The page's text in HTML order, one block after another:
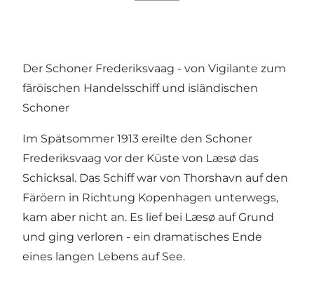
Der Schoner Frederiksvaag - von Vigilante zum
färöischen Handelsschiff und isländischen
Schoner
Im Spätsommer 1913 ereilte den Schoner
Frederiksvaag vor der Küste von Læsø das
Schicksal. Das Schiff war von Thorshavn auf den
Färöern in Richtung Kopenhagen unterwegs,
kam aber nicht an. Es lief bei Læsø auf Grund
und ging verloren - ein dramatisches Ende
eines langen Lebens auf See.